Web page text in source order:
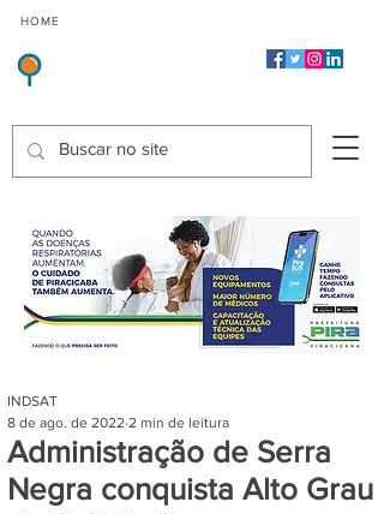
HOME
Administração de Serra
Negra conquista Alto Grau
INDSAT
8 de ago. de 2022 2 min de leitura